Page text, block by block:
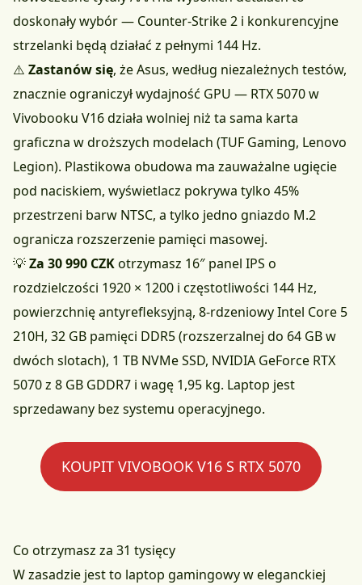
doskonały wybór — Counter-Strike 2 i konkurencyjne
strzelanki będą działać z pełnymi 144 Hz.
⚠️ Zastanów się, że Asus, według niezależnych testów,
znacznie ograniczył wydajność GPU — RTX 5070 w
Vivobooku V16 działa wolniej niż ta sama karta
graficzna w droższych modelach (TUF Gaming, Lenovo
Legion). Plastikowa obudowa ma zauważalne ugięcie
pod naciskiem, wyświetlacz pokrywa tylko 45%
przestrzeni barw NTSC, a tylko jedno gniazdo M.2
ogranicza rozszerzenie pamięci masowej.
💡Za 30 990 CZKotrzymasz 16″ panel IPS o
rozdzielczości 1920 × 1200 i częstotliwości 144 Hz,
powierzchnię antyrefleksyjną, 8-rdzeniowy Intel Core 5
210H, 32 GB pamięci DDR5 (rozszerzalnej do 64 GB w
dwóch slotach), 1 TB NVMe SSD, NVIDIA GeForce RTX
5070 z 8 GB GDDR7 i wagę 1,95 kg. Laptop jest
sprzedawany bez systemu operacyjnego.
KOUPIT VIVOBOOK V16 S RTX 5070
Co otrzymasz za 31 tysięcy
W zasadzie jest to laptop gamingowy w eleganckiej